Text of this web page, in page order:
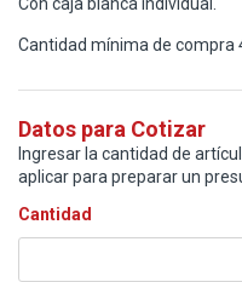
Cantidad mínima de compra
Datos para Cotizar
Ingresar la cantidad de
aplicar para preparar un
Cantidad